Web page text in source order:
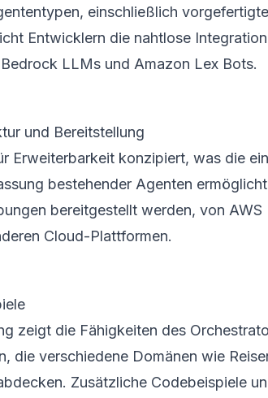
einschließlich
Entwicklern die nahtlose
LLMs und Amazon Lex Bots.
und Bereitstellung
Erweiterbarkeit konzipiert, was die
bestehender Agenten
bereitgestellt werden, von AWS
Cloud-Plattformen.
zeigt die Fähigkeiten des
die verschiedene Domänen wie
Zusätzliche Codebeispiele